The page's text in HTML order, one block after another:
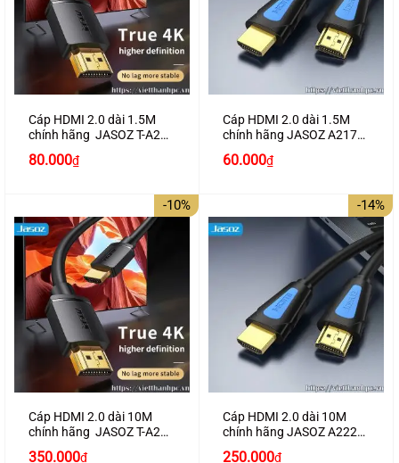
Cáp HDMI 2.0 dài 1.5M
chính hãng JASOZ T-A280
Giá
80.000₫Giá
hiện
80.000₫.
Cáp HDMI 2.0 dài 1.5M
chính hãng JASOZ A217
60.000₫
-10%
Cáp HDMI 2.0 dài 10M
chính hãng JASOZ T-A285
hỗ trợ 4K2K
Giá
350.000₫Giá
-14%
Cáp HDMI 2.0 dài 10M
chính hãng JASOZ A222
hỗ trợ 4K2K cao cấp
Giá
250.000₫Giá